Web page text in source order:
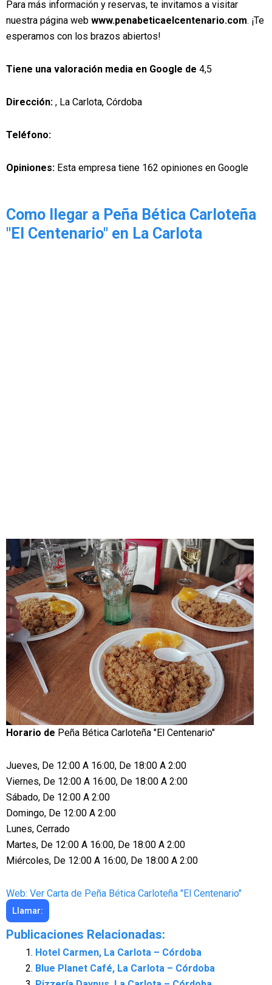
Para más información y reservas, te invitamos a visitar
nuestra página web www.penabeticaelcentenario.com. ¡Te
esperamos con los brazos abiertos!
Tiene una valoración media en Google de 4,5
Dirección: , La Carlota, Córdoba
Teléfono:
Opiniones: Esta empresa tiene 162 opiniones en Google
Como llegar a Peña Bética Carloteña
"El Centenario" en La Carlota
Horario de Peña Bética Carloteña "El Centenario"
Jueves, De 12:00 A 16:00, De 18:00 A 2:00
Viernes, De 12:00 A 16:00, De 18:00 A 2:00
Sábado, De 12:00 A 2:00
Domingo, De 12:00 A 2:00
Lunes, Cerrado
Martes, De 12:00 A 16:00, De 18:00 A 2:00
Miércoles, De 12:00 A 16:00, De 18:00 A 2:00
Web: Ver Carta de Peña Bética Carloteña "El Centenario"
Llamar:
Publicaciones Relacionadas:
Hotel Carmen, La Carlota – Córdoba
Blue Planet Café, La Carlota – Córdoba